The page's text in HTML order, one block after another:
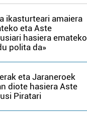
ikasturteari amaiera
eta Aste
hasiera emateko
polita da»
eta Jaraneroek
diote hasiera Aste
Piratari